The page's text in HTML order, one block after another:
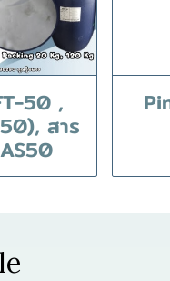
50 ,
สาร